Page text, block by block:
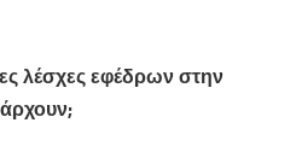
λέσχες εφέδρων στην